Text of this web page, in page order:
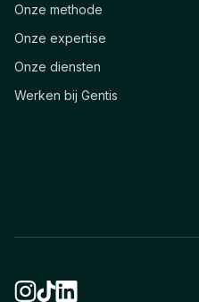
Onze methode
Onze expertise
Onze diensten
Werken bij Gentis